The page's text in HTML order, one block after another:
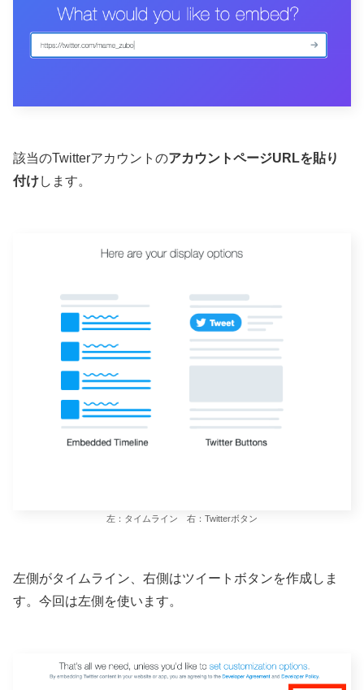
該当のTwitterアカウントのアカウントページURLを貼り
付けします。
左：タイムライン 右：Twitterボタン
左側がタイムライン、右側はツイートボタンを作成しま
す。今回は左側を使います。